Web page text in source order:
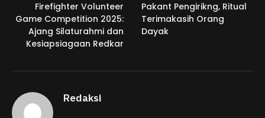
Firefighter Volunteer
Game Competition 2025:
Ajang Silaturahmi dan
Kesiapsiagaan Redkar
Pakant Pengirikng, Ritual
Terimakasih Orang
Dayak
Redaksi